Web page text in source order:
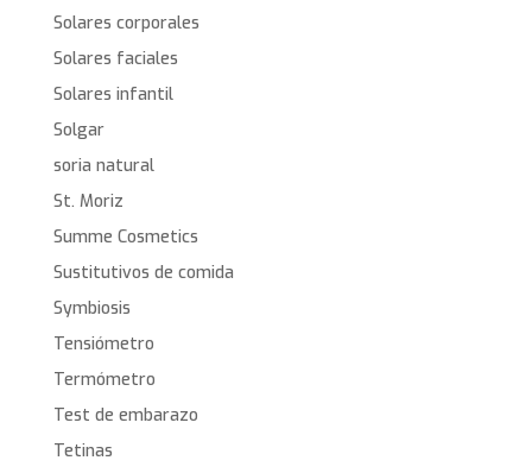
Solares corporales
Solares faciales
Solares infantil
Solgar
soria natural
St. Moriz
Summe Cosmetics
Sustitutivos de comida
Symbiosis
Tensiómetro
Termómetro
Test de embarazo
Tetinas